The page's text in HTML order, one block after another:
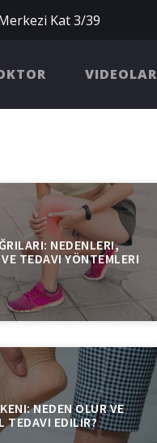
Kat 3/39
VIDEOLAR
NEDENLERI,
TEDAVI YÖNTEMLERI
NEDEN OLUR VE
TEDAVI EDILIR?